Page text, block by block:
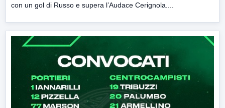
con un gol di Russo e supera l’Audace Cerignola....